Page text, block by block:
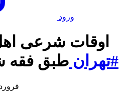
ورود
اوقات شرعی
#تهران طبق فقه